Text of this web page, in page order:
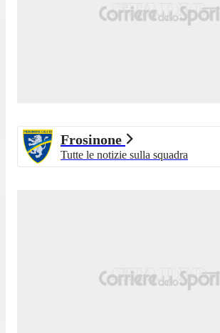
Frosinone
Tutte le notizie sulla squadra